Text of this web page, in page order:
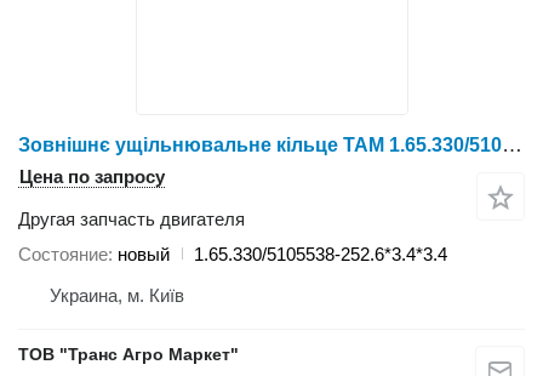
Зовнішнє ущільнювальне кільце TAM 1.65.330/5105538-252.6*3.4*3.4 для трактора
Цена по запросу
Другая запчасть двигателя
Состояние новый
1.65.330/5105538-252.6*3.4*3.4
Украина, м. Київ
ТОВ "Транс Агро Маркет"